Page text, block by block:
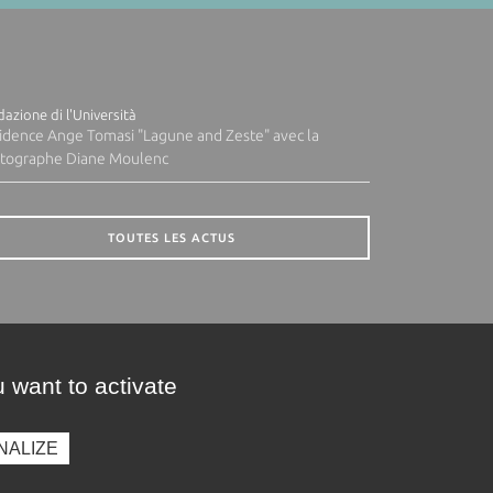
di l'Università
Ange Tomasi "Lagune and Zeste" avec la
Diane Moulenc
TOUTES LES ACTUS
want to activate